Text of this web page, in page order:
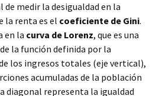
medir la desigualdad en la
la renta es el coeficiente de Gini.
en la curva de Lorenz, que es una
la función definida por la
los ingresos totales (eje vertical),
acumuladas de la población
diagonal representa la igualdad